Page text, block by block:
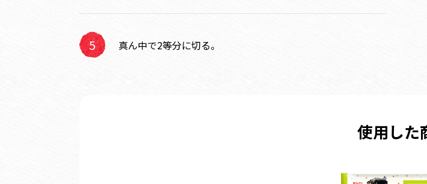
真ん中で2等分に切る。
使用した